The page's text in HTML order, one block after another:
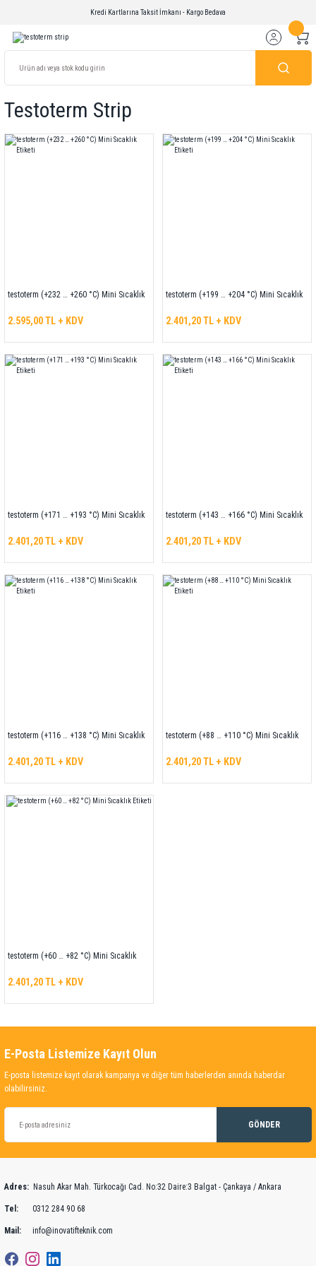
Kredi Kartlarına Taksit İmkanı - Kargo Bedava
Testoterm Strip
testoterm (+232 … +260 °C) Mini Sıcaklık
2.595,00 TL + KDV
testoterm (+199 … +204 °C) Mini Sıcaklık
2.401,20 TL + KDV
testoterm (+171 … +193 °C) Mini Sıcaklık
2.401,20 TL + KDV
testoterm (+143 … +166 °C) Mini Sıcaklık
2.401,20 TL + KDV
testoterm (+116 … +138 °C) Mini Sıcaklık
2.401,20 TL + KDV
testoterm (+88 … +110 °C) Mini Sıcaklık
2.401,20 TL + KDV
testoterm (+60 … +82 °C) Mini Sıcaklık
2.401,20 TL + KDV
E-Posta Listemize Kayıt Olun
E-posta listemize kayıt olarak kampanya ve diğer tüm haberlerden anında haberdar
olabilirsiniz.
GÖNDER
Adres: Nasuh Akar Mah. Türkocağı Cad. No:32 Daire:3 Balgat - Çankaya / Ankara
Tel: 0312 284 90 68
Mail: info@inovatifteknik.com